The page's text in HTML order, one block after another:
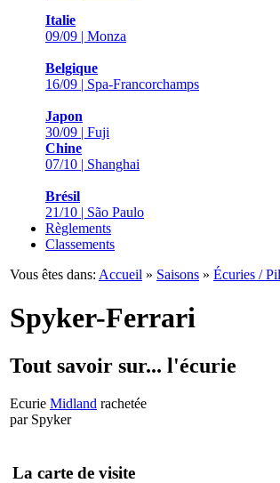
Italie
09/09 | Monza
Belgique
16/09 | Spa-Francorchamps
Japon
30/09 | Fuji
Chine
07/10 | Shanghai
Brésil
21/10 | São Paulo
Règlements
Classements
Vous êtes dans: Accueil » Saisons » Écuries /
Spyker-Ferrari
Tout savoir sur... l'écurie
Ecurie Midland rachetée
par Spyker
La carte de visite